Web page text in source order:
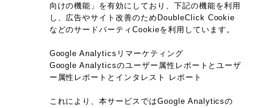
向けの機能」を有効にしており、下記の機能を利用
し、広告やサイト改善のためDoubleClick Cookie
などのサードパーティCookieを利用しています。
Google Analyticsリマーケティング
Google Analyticsのユーザー属性レポートとユーザ
ー属性レポートとインタレスト レポート
これにより、本サービスではGoogle Analyticsの